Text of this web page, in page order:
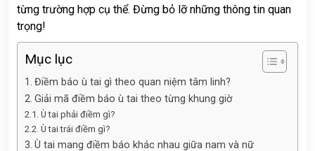
từng trường hợp cụ thể. Đừng bỏ lỡ những thông tin quan
trọng!
Mục lục
Điềm báo ù tai gì theo quan niệm tâm linh?
Giải mã điềm báo ù tai theo từng khung giờ
Ù tai phải điềm gì?
Ù tai trái điềm gì?
Ù tai mang điềm báo khác nhau giữa nam và nữ